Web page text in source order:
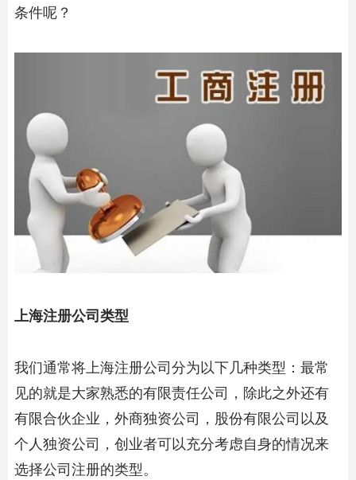
条件呢？
上海注册公司类型
我们通常将上海注册公司分为以下几种类型：最常
见的就是大家熟悉的有限责任公司，除此之外还有
有限合伙企业，外商独资公司，股份有限公司以及
个人独资公司，创业者可以充分考虑自身的情况来
选择公司注册的类型。